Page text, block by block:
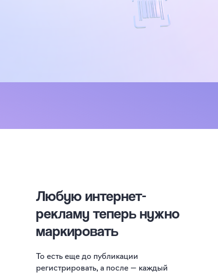
Любую интернет-
рекламу теперь нужно
маркировать
То есть еще до публикации
регистрировать, а после — каждый